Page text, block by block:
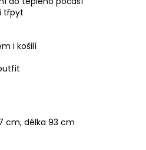
třpyt
i košilí
cm, délka 93 cm